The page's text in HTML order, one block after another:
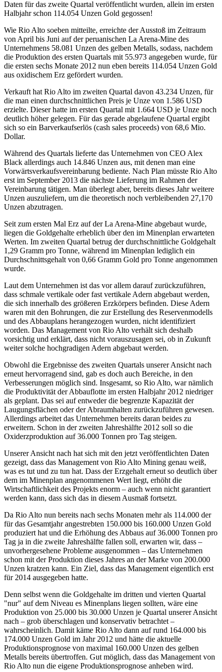
Daten für das zweite Quartal veröffentlicht wurden, allein im ersten
Halbjahr schon 114.054 Unzen Gold gegossen!
Wie Rio Alto soeben mitteilte, erreichte der Ausstoß im Zeitraum
von April bis Juni auf der peruanischen La Arena-Mine des
Unternehmens 58.081 Unzen des gelben Metalls, sodass, nachdem
die Produktion des ersten Quartals mit 55.973 angegeben wurde, für
die ersten sechs Monate 2012 nun eben bereits 114.054 Unzen Gold
aus oxidischem Erz gefördert wurden.
Verkauft hat Rio Alto im zweiten Quartal davon 43.234 Unzen, für
die man einen durchschnittlichen Preis je Unze von 1.586 USD
erzielte. Dieser hatte im ersten Quartal mit 1.664 USD je Unze noch
deutlich höher gelegen. Für das gerade abgelaufene Quartal ergibt
sich so ein Barverkaufserlös (cash sales proceeds) von 68,6 Mio.
Dollar.
Während des Quartals lieferte das Unternehmen von CEO Alex
Black allerdings auch 14.846 Unzen aus, mit denen man eine
Vorwärtsverkaufsvereinbarung bediente. Nach Plan müsste Rio Alto
erst im September 2013 die nächste Lieferung im Rahmen der
Vereinbarung tätigen. Man überlegt aber, bereits dieses Jahr weitere
Unzen auszuliefern, um die theoretisch noch verbleibenden 27,170
Unzen abzutragen.
Seit zum ersten Mal Erz auf der La Arena-Mine abgebaut wurde,
liegen die Goldgehalte erheblich über den im Minenplan erwarteten
Werten. Im zweiten Quartal betrug der durchschnittliche Goldgehalt
1,29 Gramm pro Tonne, während im Minenplan lediglich ein
Durchschnittsgehalt von 0,66 Gramm Gold pro Tonne angenommen
wurde.
Laut dem Unternehmen ist das vor allem darauf zurückzuführen,
dass schmale vertikale oder fast vertikale Adern abgebaut werden,
die sich innerhalb des größeren Erzkörpers befinden. Diese Adern
waren mit den Bohrungen, die zur Erstellung des Reservenmodells
und des Abbauplans herangezogen wurden, nicht identifiziert
worden. Das Management von Rio Alto verhält sich deshalb
vorsichtig und erklärt, dass nicht vorauszusagen sei, ob in Zukunft
weiter solche hochgradigen Adern abgebaut werden.
Obwohl die Ergebnisse des zweiten Quartals unserer Ansicht nach
erneut hervorragend sind, gab es doch auch Bereiche, in den
Verbesserungen möglich sind. Insgesamt, so Rio Alto, war nämlich
die Produktivität der Abbauflotte im ersten Halbjahr 2012 niedriger
als geplant. Das sei auf entweder die begrenzte Kapazität der
Laugungsflächen oder der Abraumhalten zurückzuführen gewesen.
Allerdings arbeitet das Unternehmen bereits daran beides zu
erweitern. Schon in der zweiten Jahreshälfte 2012 soll so die
Oxiderzproduktion auf 36.000 Tonnen pro Tag steigen.
Unserer Ansicht nach hat sich mit den jetzt veröffentlichten Daten
gezeigt, dass das Management von Rio Alto Mining genau weiß,
was es tut und zu tun hat. Dass der Erzgehalt erneut so deutlich über
dem im Minenplan angenommenen Wert liegt, erhöht die
Wirtschaftlichkeit des Projekts enorm – auch wenn nicht garantiert
werden kann, dass sich das in diesem Ausmaß fortsetzt.
Da Rio Alto nun bereits nach sechs Monaten mehr als 114.000 der
für das Gesamtjahr angestrebten 150.000 bis 160.000 Unzen Gold
produziert hat und die Erhöhung des Abbaus auf 36.000 Tonnen pro
Tag ja in die zweite Jahreshälfte fallen soll, erwarten wir, dass –
unvorhergesehene Probleme ausgenommen – das Unternehmen
schon mit der Produktion dieses Jahres an der Marke von 200.000
Unzen kratzen kann. Ein Ziel, dass das Management eigentlich erst
für 2014 ausgegeben hatte.
Denn selbst wenn die Goldgehalte im dritten und vierten Quartal
"nur" auf dem Niveau es Minenplans liegen sollten, wäre eine
Produktion von 25.000 bis 30.000 Unzen je Quartal unserer Ansicht
nach – grob überschlagen und konservativ betrachtet –
wahrscheinlich. Damit käme Rio Alto dann auf rund 164.000 bis
174.000 Unzen Gold im Jahr 2012 und hätte die aktuelle
Produktionsprognose von maximal 160.000 Unzen des gelben
Metalls bereits übertroffen. Gut möglich, dass das Management von
Rio Alto nun die eigene Produktionsprognose anheben wird.